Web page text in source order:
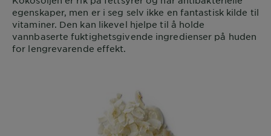
egenskaper, men er i seg selv ikke en fantastisk kilde til
vitaminer. Den kan likevel hjelpe til å holde
vannbaserte fuktighetsgivende ingredienser på huden
for lengrevarende effekt.